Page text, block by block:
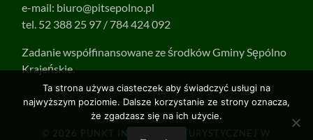
e-mail: biuro@pitsepolno.pl
tel. 52 388 25 97 / 784 424 092
Zadanie współfinansowane ze środków Gminy Sępólno
Krajeńskie.
© 2026 PUNKT INFORMACJI TURYSTYCZNEJ W
Ta strona używa ciasteczek aby świadczyć usługi na
najwyższym poziomie. Dalsze korzystanie ze strony oznacza,
że zgadzasz się na ich użycie.